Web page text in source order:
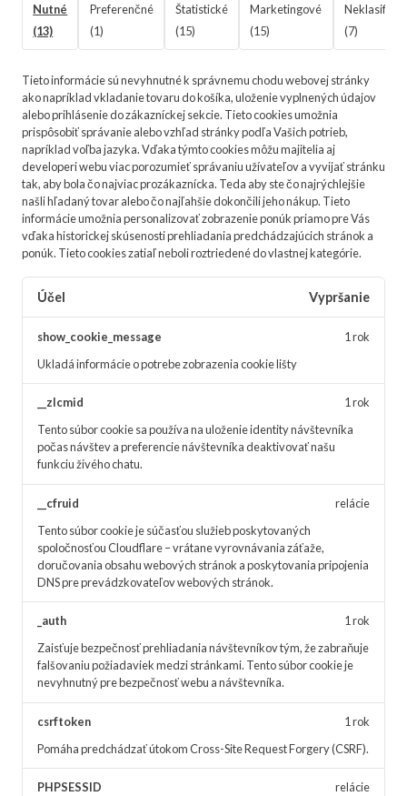
Nutné
(13)
Preferenčné
(1)
Štatistické
(15)
Marketingové
(15)
(7)
Tieto informácie sú nevyhnutné k správnemu chodu webovej stránky
ako napríklad vkladanie tovaru do košíka, uloženie vyplnených údajov
alebo prihlásenie do zákazníckej sekcie. Tieto cookies umožnia
prispôsobiť správanie alebo vzhľad stránky podľa Vašich potrieb,
napríklad voľba jazyka.Vďaka týmto cookies môžu majitelia aj
developeri webu viac porozumieť správaniu užívateľov a vyvijať stránku
tak, aby bola čo najviac prozákaznícka. Teda aby ste čo najrýchlejšie
našli hľadaný tovar alebo čo najľahšie dokončili jeho nákup. Tieto
informácie umožnia personalizovať zobrazenie ponúk priamo pre Vás
vďaka historickej skúsenosti prehliadania predchádzajúcich stránok a
ponúk. Tieto cookies zatiaľ neboli roztriedené do vlastnej kategórie.
Účel Vypršanie
show_cookie_message
Ukladá informácie o potrebe zobrazenia cookie lišty
1 rok
__zlcmid
Tento súbor cookie sa používa na uloženie identity návštevníka
počas návštev a preferencie návštevníka deaktivovať našu
funkciu živého chatu.
1 rok
__cfruid
Tento súbor cookie je súčasťou služieb poskytovaných
spoločnosťou Cloudflare – vrátane vyrovnávania záťaže,
doručovania obsahu webových stránok a poskytovania pripojenia
DNS pre prevádzkovateľov webových stránok.
relácie
_auth
Zaisťuje bezpečnosť prehliadania návštevníkov tým, že zabraňuje
falšovaniu požiadaviek medzi stránkami. Tento súbor cookie je
nevyhnutný pre bezpečnosť webu a návštevníka.
1 rok
csrftoken
Pomáha predchádzať útokom Cross-Site Request Forgery (CSRF).
1 rok
PHPSESSID
relácie